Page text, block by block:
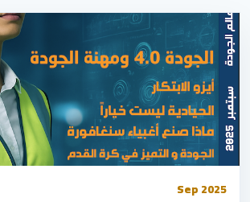
Sep 2025